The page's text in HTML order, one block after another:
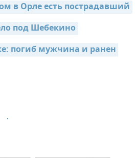
в Орле есть пострадавший
под Шебекино
погиб мужчина и ранен